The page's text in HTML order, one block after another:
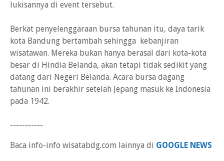
lukisannya di event tersebut.
Berkat penyelenggaraan bursa tahunan itu, daya tarik
kota Bandung bertambah sehingga kebanjiran
wisatawan. Mereka bukan hanya berasal dari kota-kota
besar di Hindia Belanda, akan tetapi tidak sedikit yang
datang dari Negeri Belanda. Acara bursa dagang
tahunan ini berakhir setelah Jepang masuk ke Indonesia
pada 1942.
-----------
Baca info-info wisatabdg.com lainnya di GOOGLE NEWS